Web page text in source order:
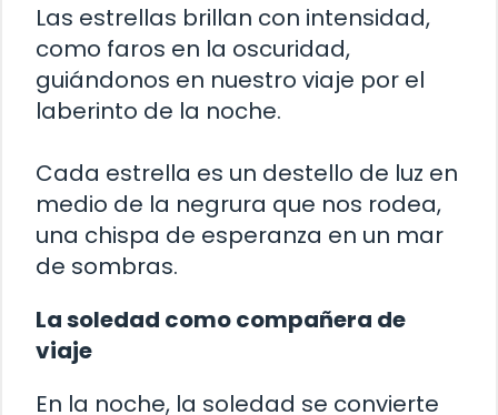
Las estrellas brillan con intensidad,
como faros en la oscuridad,
guiándonos en nuestro viaje por el
laberinto de la noche.
Cada estrella es un destello de luz en
medio de la negrura que nos rodea,
una chispa de esperanza en un mar
de sombras.
La soledad como compañera de
viaje
En la noche, la soledad se convierte